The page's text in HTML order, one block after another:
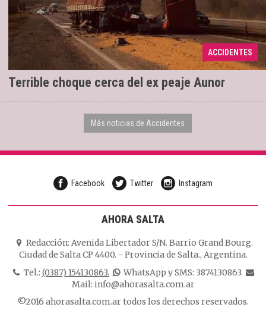
ACCIDENTES
Terrible choque cerca del ex peaje Aunor
04/07/2022
Los dos choferes quedaron en
observación en el Hospital San Bernardo.
Más noticias de Accidentes
Facebook Twitter Instagram
AHORA SALTA
Redacción: Avenida Libertador S/N. Barrio Grand Bourg.
Ciudad de Salta CP 4400. - Provincia de Salta., Argentina.
Tel.: (0387) 154130863.
WhatsApp y SMS: 3874130863.
Mail: info@ahorasalta.com.ar
©2016 ahorasalta.com.ar todos los derechos reservados.